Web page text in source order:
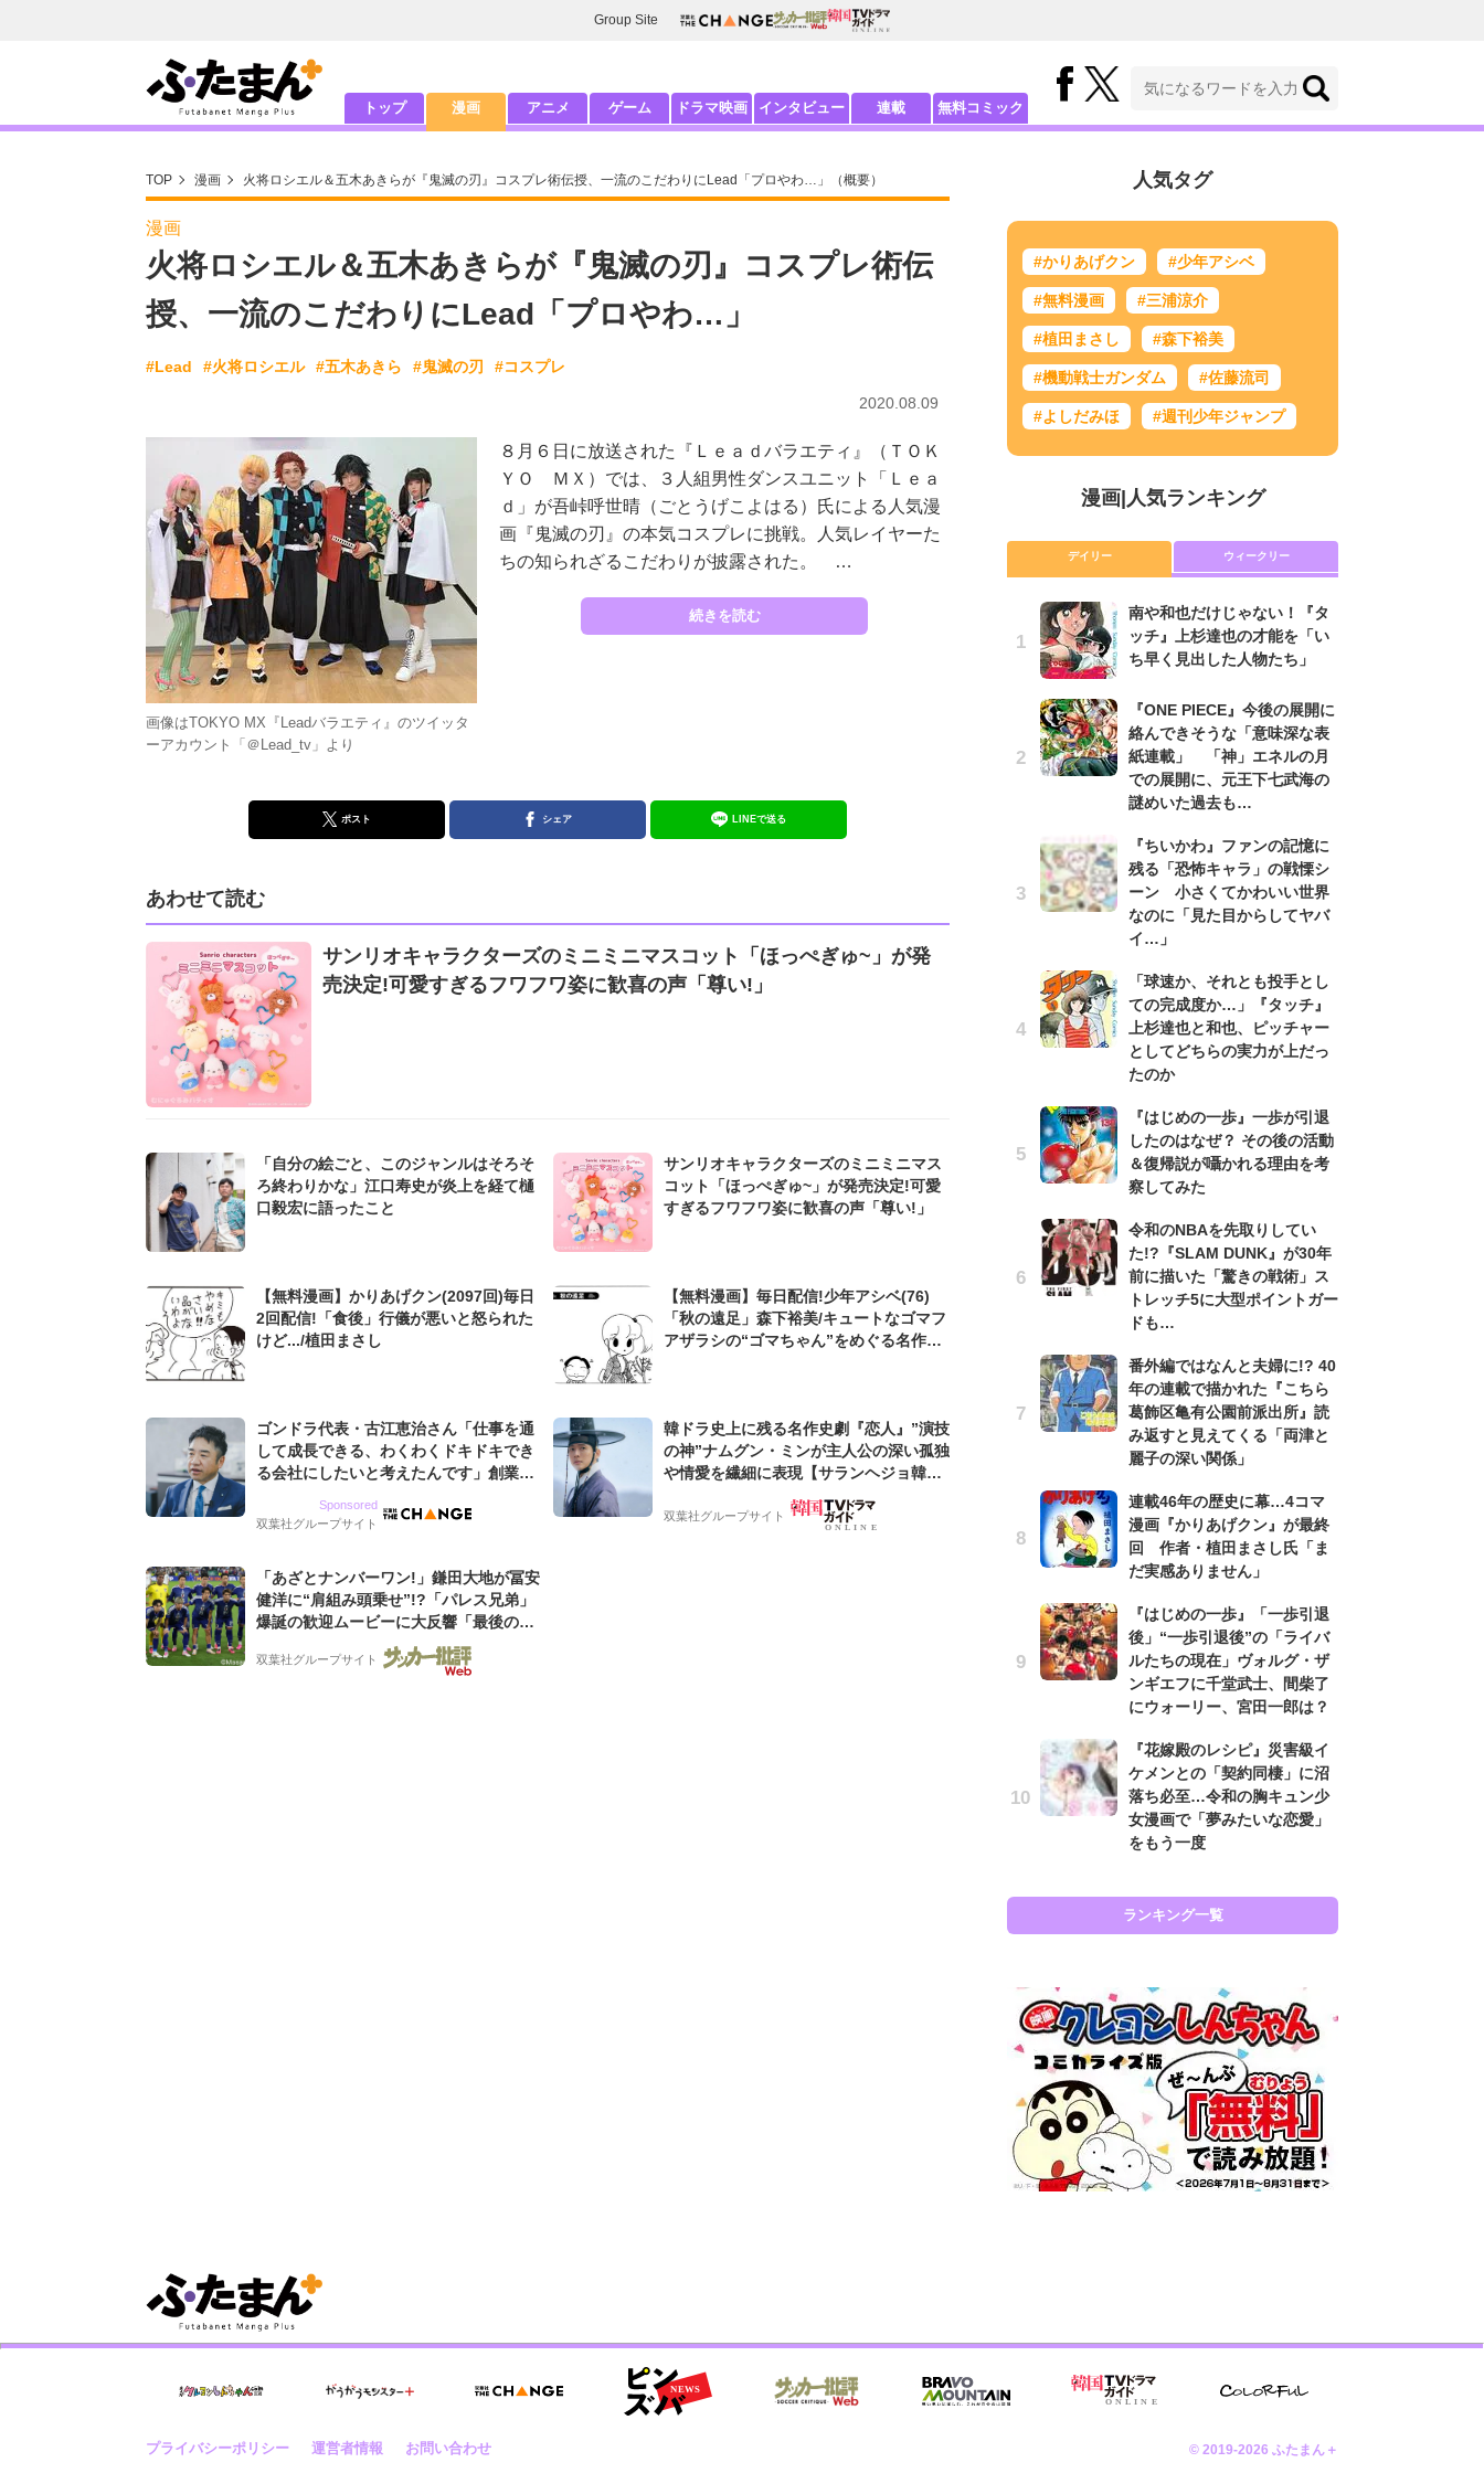
Group Site
トップ 漫画 アニメ ゲーム ドラマ映画 インタビュー 連載 無料コミック
TOP 漫画 火将ロシエル＆五木あきらが『鬼滅の刃』コスプレ術伝授、一流のこだわりにLead「プロやわ…」（概要）
漫画
火将ロシエル＆五木あきらが『鬼滅の刃』コスプレ術伝
授、一流のこだわりにLead「プロやわ…」
#Lead #火将ロシエル #五木あきら #鬼滅の刃 #コスプレ
2020.08.09
画像はTOKYO MX『Leadバラエティ』のツイッタ
ーアカウント「＠Lead_tv」より
８月６日に放送された『Ｌｅａｄバラエティ』（ＴＯＫ
ＹＯ ＭＸ）では、３人組男性ダンスユニット「Ｌｅａ
ｄ」が吾峠呼世晴（ごとうげこよはる）氏による人気漫
画『鬼滅の刃』の本気コスプレに挑戦。人気レイヤーた
ちの知られざるこだわりが披露された。 …
続きを読む
ポスト シェア LINEで送る
あわせて読む
サンリオキャラクターズのミニミニマスコット「ほっぺぎゅ~」が発
売決定!可愛すぎるフワフワ姿に歓喜の声「尊い!」
「自分の絵ごと、このジャンルはそろそ
ろ終わりかな」江口寿史が炎上を経て樋
口毅宏に語ったこと
サンリオキャラクターズのミニミニマス
コット「ほっぺぎゅ~」が発売決定!可愛
すぎるフワフワ姿に歓喜の声「尊い!」
【無料漫画】かりあげクン(2097回)毎日
2回配信!「食後」行儀が悪いと怒られた
けど.../植田まさし
【無料漫画】毎日配信!少年アシベ(76)
「秋の遠足」森下裕美/キュートなゴマフ
アザラシの“ゴマちゃん”をめぐる名作ギ
ゴンドラ代表・古江恵治さん「仕事を通
して成長できる、わくわくドキドキでき
る会社にしたいと考えたんです」創業来
グ会社のアイデンティティ
Sponsored
双葉社グループサイト
韓ドラ史上に残る名作史劇『恋人』”演技
の神”ナムグン・ミンが主人公の深い孤独
や情愛を繊細に表現【サランヘジョ韓ド
双葉社グループサイト
「あざとナンバーワン!」鎌田大地が冨安
健洋に“肩組み頭乗せ”!?「パレス兄弟」
爆誕の歓迎ムービーに大反響「最後の鎌
田可愛すぎる」「粋にも程がある!」
双葉社グループサイト
人気タグ
#かりあげクン #少年アシベ
#無料漫画 #三浦涼介
#植田まさし #森下裕美
#機動戦士ガンダム #佐藤流司
#よしだみほ #週刊少年ジャンプ
漫画| 人気ランキング
デイリー ウィークリー
南や和也だけじゃない！『タ
ッチ』上杉達也の才能を「い
ち早く見出した人物たち」
『ONE PIECE』今後の展開に
絡んできそうな「意味深な表
紙連載」 「神」エネルの月
での展開に、元王下七武海の
謎めいた過去も…
『ちいかわ』ファンの記憶に
残る「恐怖キャラ」の戦慄シ
ーン 小さくてかわいい世界
なのに「見た目からしてヤバ
イ…」
「球速か、それとも投手とし
ての完成度か…」『タッチ』
上杉達也と和也、ピッチャー
としてどちらの実力が上だっ
たのか
『はじめの一歩』一歩が引退
したのはなぜ？ その後の活動
＆復帰説が囁かれる理由を考
察してみた
令和のNBAを先取りしてい
た!?『SLAM DUNK』が30年
前に描いた「驚きの戦術」ス
トレッチ5に大型ポイントガー
ドも…
番外編ではなんと夫婦に!? 40
年の連載で描かれた『こちら
葛飾区亀有公園前派出所』読
み返すと見えてくる「両津と
麗子の深い関係」
連載46年の歴史に幕…4コマ
漫画『かりあげクン』が最終
回 作者・植田まさし氏「ま
だ実感ありません」
『はじめの一歩』「一歩引退
後」“一歩引退後”の「ライバ
ルたちの現在」ヴォルグ・ザ
ンギエフに千堂武士、間柴了
にウォーリー、宮田一郎は？
『花嫁殿のレシピ』災害級イ
ケメンとの「契約同棲」に沼
落ち必至…令和の胸キュン少
女漫画で「夢みたいな恋愛」
をもう一度
ランキング一覧
プライバシーポリシー 運営者情報 お問い合わせ © 2019-2026 ふたまん＋